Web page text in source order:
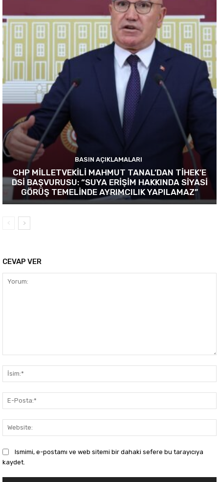
BASIN AÇIKLAMALARI
CHP MİLLETVEKİLİ MAHMUT TANAL’DAN TİHEK’E
DSİ BAŞVURUSU: “SUYA ERİŞİM HAKKINDA SİYASİ
GÖRÜŞ TEMELİNDE AYRIMCILIK YAPILAMAZ”
CEVAP VER
Ismimi, e-postamı ve web sitemi bir dahaki sefere bu tarayıcıya
kaydet.